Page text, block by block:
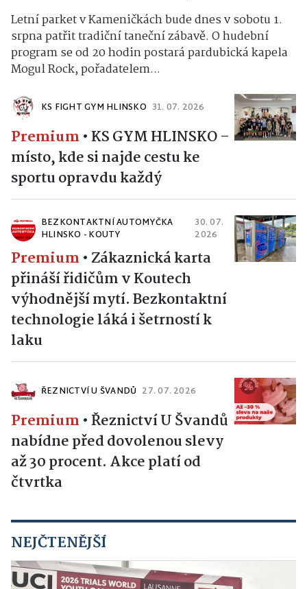
Letní parket v Kameničkách bude dnes v sobotu 1.
srpna patřit tradiční taneční zábavě. O hudební
program se od 20 hodin postará pardubická kapela
Mogul Rock, pořadatelem...
KS FIGHT GYM HLINSKO 31. 07. 2026
Premium • KS GYM HLINSKO –
místo, kde si najde cestu ke
sportu opravdu každý
BEZKONTAKTNÍ AUTOMYČKA
HLINSKO - KOUTY
30. 07.
2026
Premium • Zákaznická karta
přináší řidičům v Koutech
výhodnější mytí. Bezkontaktní
technologie láká i šetrností k
laku
ŘEZNICTVÍ U ŠVANDŮ 27. 07. 2026
Premium • Řeznictví U Švandů
nabídne před dovolenou slevy
až 30 procent. Akce platí od
čtvrtka
NEJČTENĚJŠÍ